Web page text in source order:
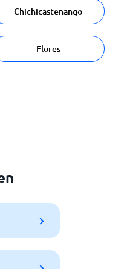
Chichicastenango
Flores